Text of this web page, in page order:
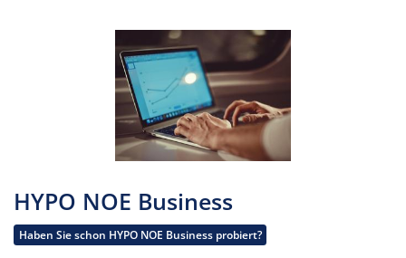
HYPO NOE Business
Haben Sie schon HYPO NOE Business probiert?